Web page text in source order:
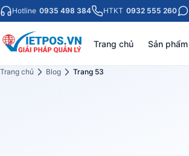
Hotline 0935 498 384 HTKT 0932 555 260
Trang chủ Sản phẩm
Trang chủ Blog Trang 53